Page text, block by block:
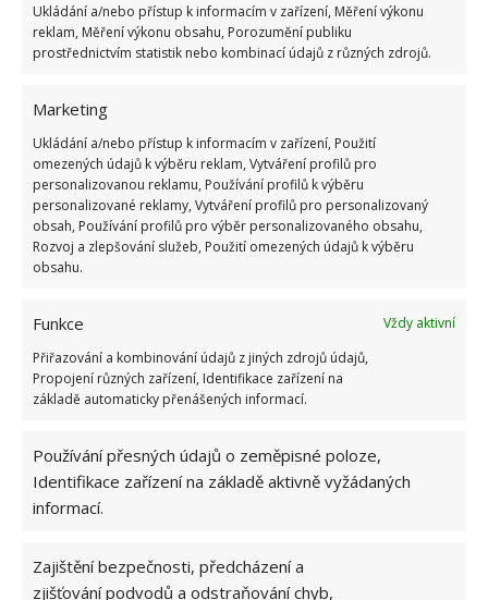
Ukládání a/nebo přístup k informacím v zařízení, Měření výkonu
reklam, Měření výkonu obsahu, Porozumění publiku
prostřednictvím statistik nebo kombinací údajů z různých zdrojů.
Marketing
Ukládání a/nebo přístup k informacím v zařízení, Použití
omezených údajů k výběru reklam, Vytváření profilů pro
personalizovanou reklamu, Používání profilů k výběru
personalizované reklamy, Vytváření profilů pro personalizovaný
obsah, Používání profilů pro výběr personalizovaného obsahu,
Rozvoj a zlepšování služeb, Použití omezených údajů k výběru
obsahu.
Funkce
Vždy aktivní
Přiřazování a kombinování údajů z jiných zdrojů údajů,
Propojení různých zařízení, Identifikace zařízení na
základě automaticky přenášených informací.
Používání přesných údajů o zeměpisné poloze,
Identifikace zařízení na základě aktivně vyžádaných
informací.
Zajištění bezpečnosti, předcházení a
zjišťování podvodů a odstraňování chyb,
Rozdělení na dvě části
unikátní i tím, že každá část má svou jasnou a
předem danou úlohu. Jedna část je určena pro
běžný život, tedy jako hlavní dům. A druhá část je
určena naopak pro relaxaci, a tak je její součástí i již
zmíněná terasa, stejně jako je její součástí také
například sauna. Ideální místo ve chvíli, kdy počasí